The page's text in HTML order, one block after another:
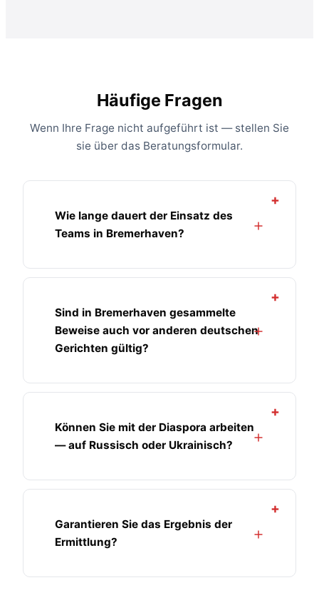
Häufige Fragen
Wenn Ihre Frage nicht aufgeführt ist — stellen Sie
sie über das Beratungsformular.
Wie lange dauert der Einsatz des
Teams in Bremerhaven?
+
Sind in Bremerhaven gesammelte
Beweise auch vor anderen deutschen
Gerichten gültig?
+
Können Sie mit der Diaspora arbeiten
— auf Russisch oder Ukrainisch?
+
Garantieren Sie das Ergebnis der
Ermittlung?
+